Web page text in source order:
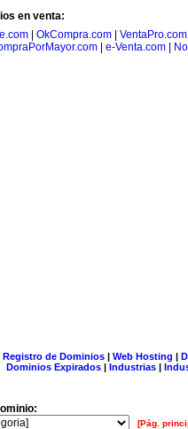
en venta:
OkCompra.com VentaPro.com
| e-Venta.com|
Registro de Dominios| Web Hosting |
Dominios Expirados | Industrias |
[Pág.